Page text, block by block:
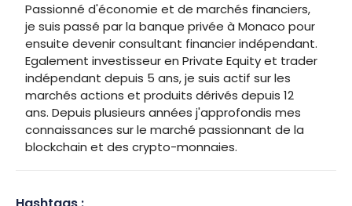
Passionné d'économie et de marchés financiers,
je suis passé par la banque privée à Monaco pour
ensuite devenir consultant financier indépendant.
Egalement investisseur en Private Equity et trader
indépendant depuis 5 ans, je suis actif sur les
marchés actions et produits dérivés depuis 12
ans. Depuis plusieurs années j'approfondis mes
connaissances sur le marché passionnant de la
blockchain et des crypto-monnaies.